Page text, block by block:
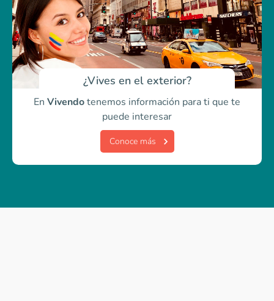
¿Vives en el exterior?
En Vivendotenemos información para ti que te
puede interesar
Conoce más